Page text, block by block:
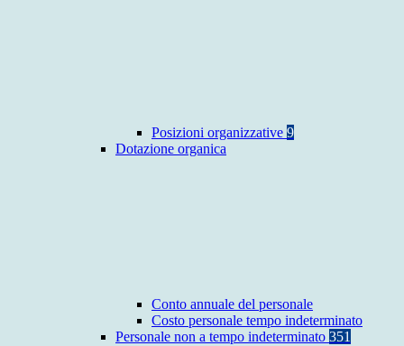
Posizioni organizzative 9
Dotazione organica
Conto annuale del personale
Costo personale tempo indeterminato
Personale non a tempo indeterminato 351